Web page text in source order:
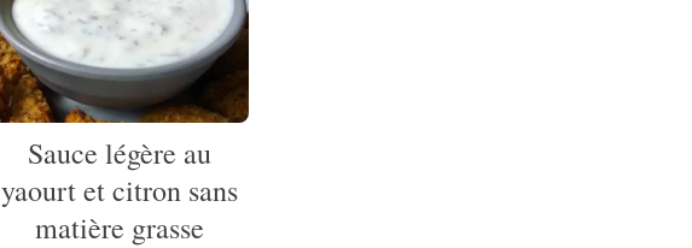
Sauce légère au
yaourt et citron sans
matière grasse